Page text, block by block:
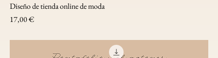
Diseño de tienda online de moda
Precio
17,00 €